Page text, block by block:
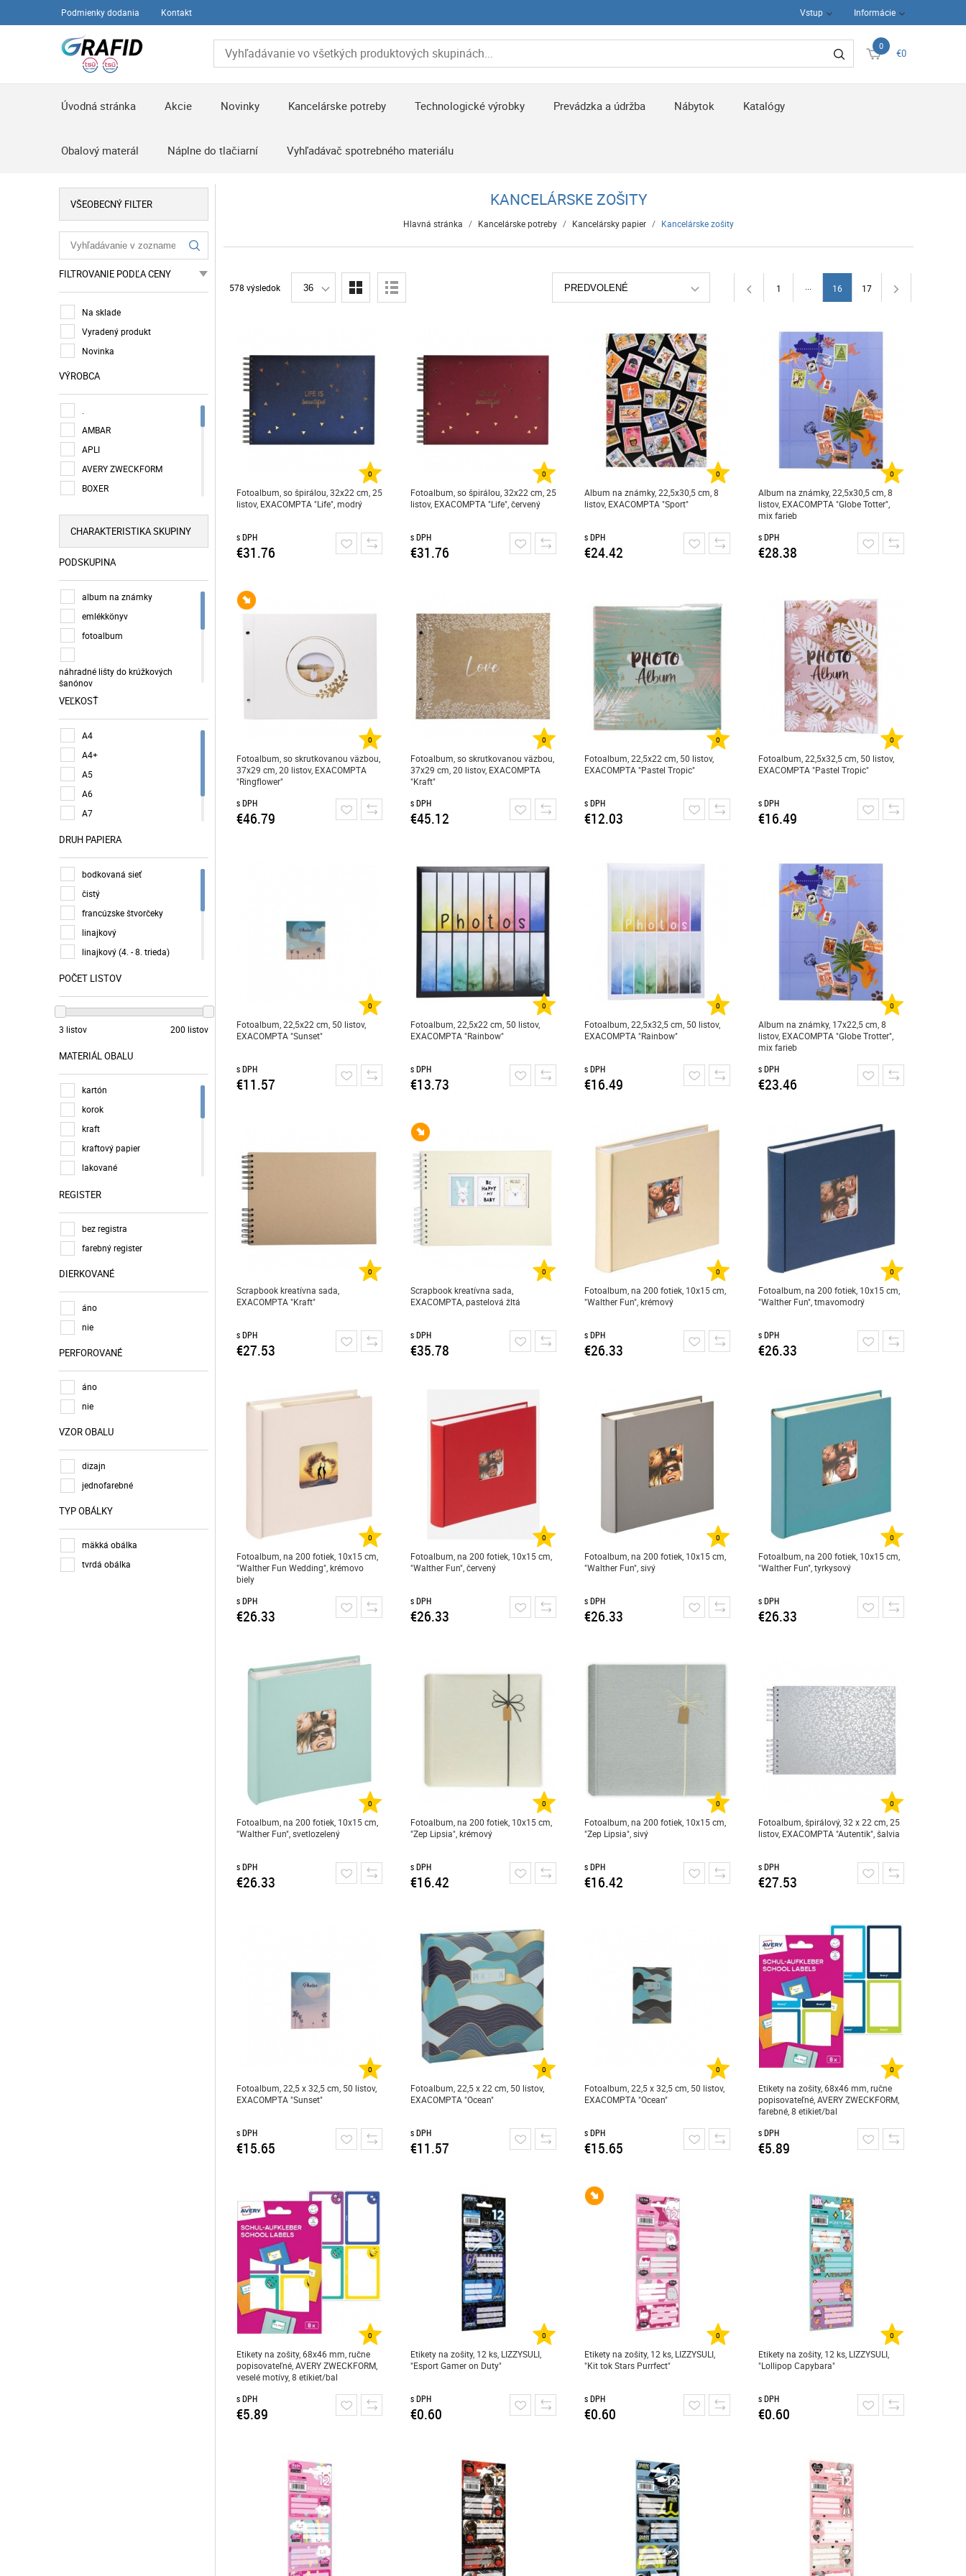
Podmienky dodania Kontakt Vstup Informácie
0
€0
Úvodná stránka Akcie Novinky Kancelárske potreby Technologické výrobky Prevádzka a údržba Nábytok Katalógy
Obalový materál Náplne do tlačiarní Vyhľadávač spotrebného materiálu
VŠEOBECNÝ FILTER
FILTROVANIE PODĽA CENY
Na sklade
Vyradený produkt
Novinka
VÝROBCA
AMBAR
APLI
AVERY ZWECKFORM
BOXER
COOL BY VICTORIA
ESSELTE
EXACOMPTA
LIZZYSULI
OPTISCHOOL
PANTA PLAST
PUKKA PAD
PULSE
SHKOLYARYK
SIGEL
TROIKA
VICTORIA PAPER
VIQUEL
CHARAKTERISTIKA SKUPINY
PODSKUPINA
album na známky
emlékkönyv
fotoalbum
náhradné lišty do krúžkových
šanónov
návštevná kniha
poznámkový blok
scrapbook
špirálový zošit
štítok
viazaný zošit
zošit
VEĽKOSŤ
A4
A4+
A5
A6
A7
DRUH PAPIERA
bodkovaná sieť
čistý
francúzske štvorčeky
linajkový
linajkový (4. - 8. trieda)
s pomocnými linkami
slovník
štvorčekový
POČET LISTOV
3 listov 200 listov
MATERIÁL OBALU
kartón
korok
kraft
kraftový papier
lakované
matt, fóliázott
plast
softwave
textilný efekt
REGISTER
bez registra
farebný register
DIERKOVANÉ
áno
nie
PERFOROVANÉ
áno
nie
VZOR OBALU
dizajn
jednofarebné
TYP OBÁLKY
mäkká obálka
tvrdá obálka
KANCELÁRSKE ZOŠITY
Hlavná stránka / Kancelárske potreby / Kancelársky papier / Kancelárske zošity
578 výsledok 36 PREDVOLENÉ 1 16 17
0
Fotoalbum, so špirálou, 32x22 cm, 25
listov, EXACOMPTA "Life", modrý
s DPH
€31.76
0
Fotoalbum, so špirálou, 32x22 cm, 25
listov, EXACOMPTA "Life", červený
s DPH
€31.76
0
Album na známky, 22,5x30,5 cm, 8
listov, EXACOMPTA "Sport"
s DPH
€24.42
0
Album na známky, 22,5x30,5 cm, 8
listov, EXACOMPTA "Globe Totter",
mix farieb
s DPH
€28.38
0
Fotoalbum, so skrutkovanou väzbou,
37x29 cm, 20 listov, EXACOMPTA
"Ringflower"
s DPH
€46.79
0
Fotoalbum, so skrutkovanou väzbou,
37x29 cm, 20 listov, EXACOMPTA
"Kraft"
s DPH
€45.12
0
Fotoalbum, 22,5x22 cm, 50 listov,
EXACOMPTA "Pastel Tropic"
s DPH
€12.03
0
Fotoalbum, 22,5x32,5 cm, 50 listov,
EXACOMPTA "Pastel Tropic"
s DPH
€16.49
0
Fotoalbum, 22,5x22 cm, 50 listov,
EXACOMPTA "Sunset"
s DPH
€11.57
0
Fotoalbum, 22,5x22 cm, 50 listov,
EXACOMPTA "Rainbow"
s DPH
€13.73
0
Fotoalbum, 22,5x32,5 cm, 50 listov,
EXACOMPTA "Rainbow"
s DPH
€16.49
0
Album na známky, 17x22,5 cm, 8
listov, EXACOMPTA "Globe Trotter",
mix farieb
s DPH
€23.46
0
Scrapbook kreatívna sada,
EXACOMPTA "Kraft"
s DPH
€27.53
0
Scrapbook kreatívna sada,
EXACOMPTA, pastelová žltá
s DPH
€35.78
0
Fotoalbum, na 200 fotiek, 10x15 cm,
"Walther Fun", krémový
s DPH
€26.33
0
Fotoalbum, na 200 fotiek, 10x15 cm,
"Walther Fun", tmavomodrý
s DPH
€26.33
0
Fotoalbum, na 200 fotiek, 10x15 cm,
"Walther Fun Wedding", krémovo
biely
s DPH
€26.33
0
Fotoalbum, na 200 fotiek, 10x15 cm,
"Walther Fun", červený
s DPH
€26.33
0
Fotoalbum, na 200 fotiek, 10x15 cm,
"Walther Fun", sivý
s DPH
€26.33
0
Fotoalbum, na 200 fotiek, 10x15 cm,
"Walther Fun", tyrkysový
s DPH
€26.33
0
Fotoalbum, na 200 fotiek, 10x15 cm,
"Walther Fun", svetlozelený
s DPH
€26.33
0
Fotoalbum, na 200 fotiek, 10x15 cm,
"Zep Lipsia", krémový
s DPH
€16.42
0
Fotoalbum, na 200 fotiek, 10x15 cm,
"Zep Lipsia", sivý
s DPH
€16.42
0
Fotoalbum, špirálový, 32 x 22 cm, 25
listov, EXACOMPTA "Autentik", šalvia
s DPH
€27.53
0
Fotoalbum, 22,5 x 32,5 cm, 50 listov,
EXACOMPTA "Sunset"
s DPH
€15.65
0
Fotoalbum, 22,5 x 22 cm, 50 listov,
EXACOMPTA "Ocean"
s DPH
€11.57
0
Fotoalbum, 22,5 x 32,5 cm, 50 listov,
EXACOMPTA "Ocean"
s DPH
€15.65
0
Etikety na zošity, 68x46 mm, ručne
popisovateľné, AVERY ZWECKFORM,
farebné, 8 etikiet/bal
s DPH
€5.89
0
Etikety na zošity, 68x46 mm, ručne
popisovateľné, AVERY ZWECKFORM,
veselé motívy, 8 etikiet/bal
s DPH
€5.89
0
Etikety na zošity, 12 ks, LIZZYSULI,
"Esport Gamer on Duty"
s DPH
€0.60
0
Etikety na zošity, 12 ks, LIZZYSULI,
"Kit tok Stars Purrfect"
s DPH
€0.60
0
Etikety na zošity, 12 ks, LIZZYSULI,
"Lollipop Capybara"
s DPH
€0.60